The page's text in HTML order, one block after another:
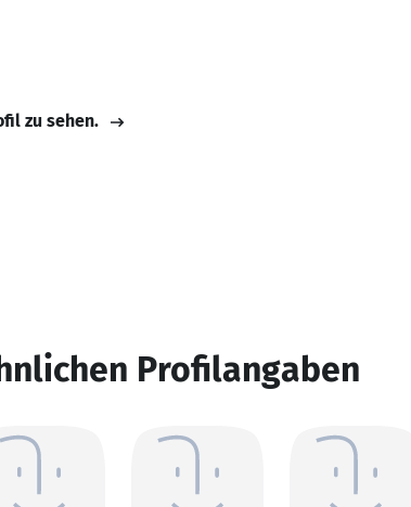
zu sehen.
Profilangaben